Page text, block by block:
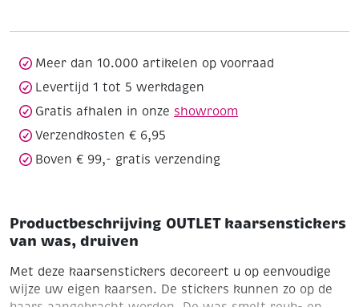
Meer dan 10.000 artikelen op voorraad
Levertijd 1 tot 5 werkdagen
Gratis afhalen in onze showroom
Verzendkosten € 6,95
Boven € 99,- gratis verzending
Productbeschrijving OUTLET kaarsenstickers
van was, druiven
Met deze kaarsenstickers decoreert u op eenvoudige
wijze uw eigen kaarsen. De stickers kunnen zo op de